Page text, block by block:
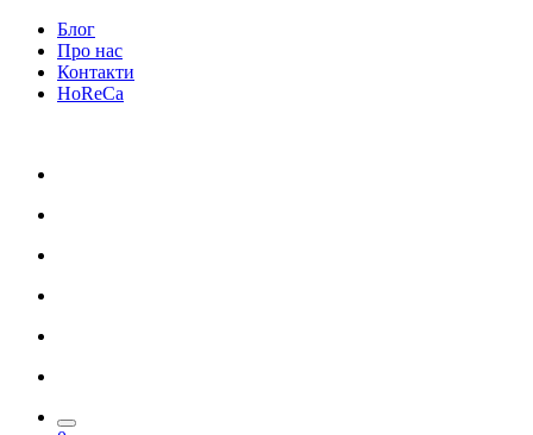
Блог
Про нас
Контакти
HoReCa